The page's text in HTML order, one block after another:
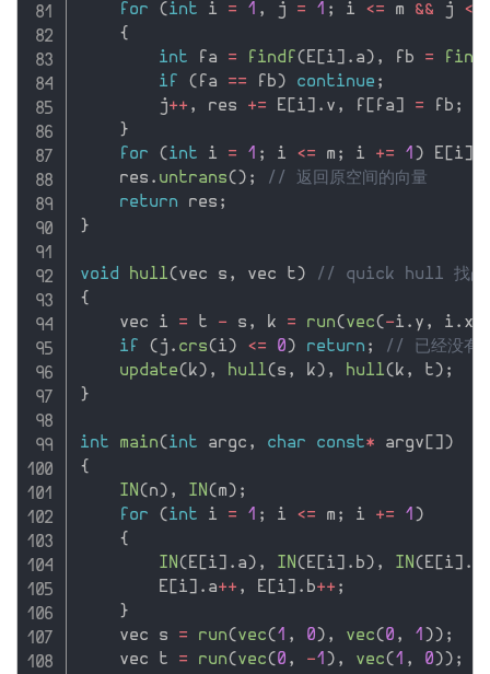
for
( int i = 1 , j = 1 ; i <= m && j <
{
int fa = findf ( E i . a ) , fb =
if
( fa == fb ) continue ;
        j
++ , res += E i . v , f fa = fb ;
}
for
( int i = 1 ; i <= m ; i += 1 ) E i
    res
. untrans( ) ;
// 返回原空间的向量
return res ;
}
void hull( vec s , vec t )
// quick hull 找凸
{
    vec i
= t - s , k = run( vec( -i . y , i . x
if
( j . crs( i ) <= 0 ) return ;
// 已经没有
update( k ) , hull( s , k ) , hull( k , t ) ;
}
int main( int argc , char const* argv
)
{
IN ( n ) , IN ( m ) ;
for
( int i = 1 ; i <= m ; i += 1 )
{
IN ( E i . a ) , IN ( E i . b ) , IN ( E i .
        E
i . a++ , E i . b++ ;
}
    vec s
= run( vec( 1 , 0 ) , vec( 0 , 1 ) ) ;
    vec t
= run( vec( 0 , -1 ) , vec( 1 , 0 ) ) ;